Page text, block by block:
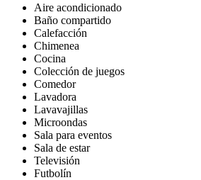
Aire acondicionado
Baño compartido
Calefacción
Chimenea
Cocina
Colección de juegos
Comedor
Lavadora
Lavavajillas
Microondas
Sala para eventos
Sala de estar
Televisión
Futbolín